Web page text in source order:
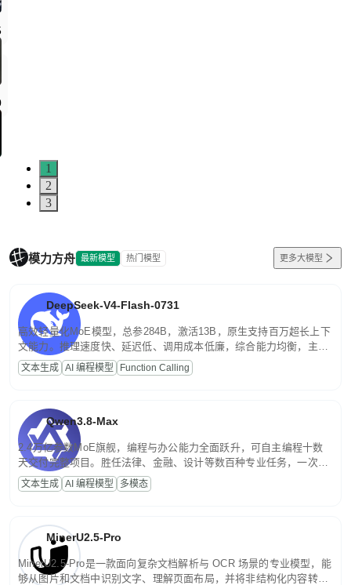
1
2
3
模力方舟 最新模型 热门模型 更多大模型
DeepSeek-V4-Flash-0731
高效轻量化MoE模型，总参284B，激活13B，原生支持百万超长上下
文能力。推理速度快、延迟低、调用成本低廉，综合能力均衡，主打
高并发、轻量化任务，适合日常对话、内容创作、基础 RAG、批量
文案处理等普惠刚需场景。
文本生成 AI 编程模型 Function Calling
Qwen3.8-Max
2.4万亿参数MoE旗舰，编程与办公能力全面跃升，可自主编程十数
天交付完整项目。胜任法律、金融、设计等数百种专业任务，一次对
话端到端交付生产级成果。原生视觉理解贯穿规划、执行与验证全流
程，支持超长文档与长视频的深度语义解析。长程任务中自主规划与
文本生成 AI 编程模型 多模态
MinerU2.5-Pro
MinerU2.5-Pro是一款面向复杂文档解析与 OCR 场景的专业模型，能
够从图片和文档中识别文字、理解页面布局，并将非结构化内容转换